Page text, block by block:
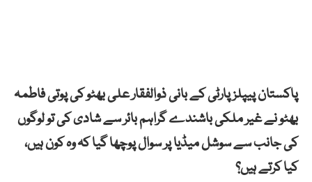
پاکستان پیپلز پارٹی کے بانی ذوالفقار علی بھٹو کی پوتی فاطمہ
بھٹو نے غیر ملکی باشندے گراہم بائر سے شادی کی تو لوگوں
کی جانب سے سوشل میڈیا پر سوال پوچھا گیا کہ وہ کون ہیں،
کیا کرتے ہیں؟